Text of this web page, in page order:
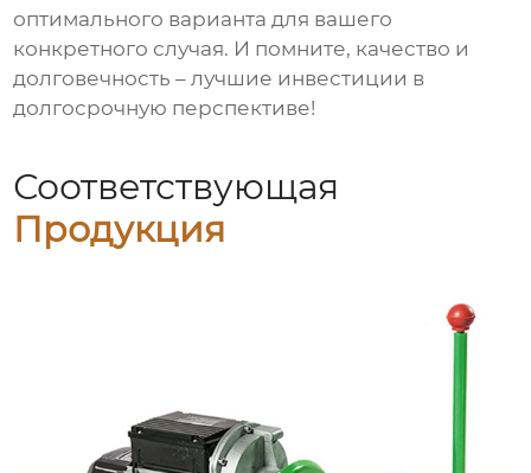
оптимального варианта для вашего
конкретного случая. И помните, качество и
долговечность – лучшие инвестиции в
долгосрочную перспективе!
Соответствующая
Продукция